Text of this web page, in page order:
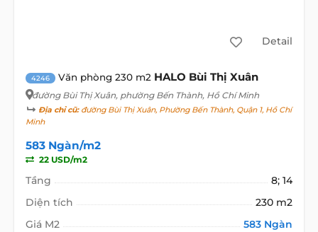
Detail
4246 Văn phòng 230 m2 HALO Bùi Thị Xuân
đường Bùi Thị Xuân, phường Bến Thành, Hồ Chí Minh
Địa chỉ cũ:đường Bùi Thị Xuân, Phường Bến Thành, Quận 1, Hồ Chí
Minh
583 Ngàn/m2
22 USD/m2
Tầng
8; 14
Diện tích
230 m2
Giá M2
583 Ngàn